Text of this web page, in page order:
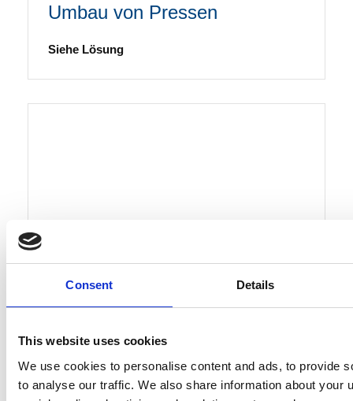
Consent Details
This website uses cookies
We use cookies to personalise content and ads, to provide
to analyse our traffic. We also share information about your
Umbau von Pressen
Siehe Lösung
Lösungen
Hydraulico
Gastronomiebehälterlinie
Siehe Lösung